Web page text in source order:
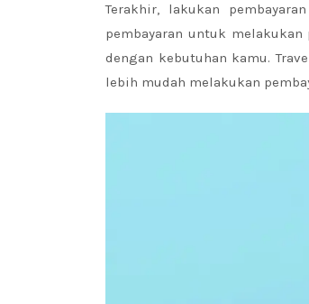
Terakhir, lakukan
pembayaran untuk melakukan
dengan kebutuhan kamu.
lebih mudah melakukan